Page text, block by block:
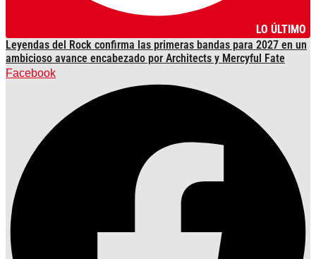
LO ÚLTIMO
Leyendas del Rock confirma las primeras bandas para 2027 en un
ambicioso avance encabezado por Architects y Mercyful Fate
Facebook